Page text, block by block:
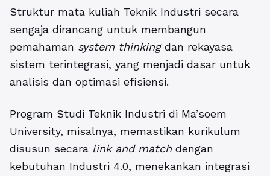
Struktur mata kuliah Teknik Industri secara
sengaja dirancang untuk membangun
pemahaman system thinkingdan rekayasa
sistem terintegrasi, yang menjadi dasar untuk
analisis dan optimasi efisiensi.
Program Studi Teknik Industri di Ma’soem
University, misalnya, memastikan kurikulum
disusun secara link and match dengan
kebutuhan Industri 4.0, menekankan integrasi